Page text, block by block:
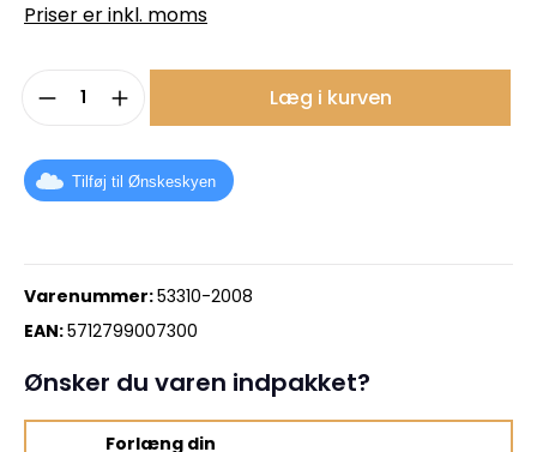
Priser er inkl. moms
Produktmængde: Indtast det
Læg i kurven
Tilføj til Ønskeskyen
Varenummer:53310-2008
EAN:5712799007300
Ønsker du varen indpakket?
Forlæng din